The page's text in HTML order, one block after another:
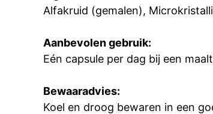
Alfakruid (gemalen),
Aanbevolen gebruik:
Eén capsule per dag bij een
Bewaaradvies:
Koel en droog bewaren in een